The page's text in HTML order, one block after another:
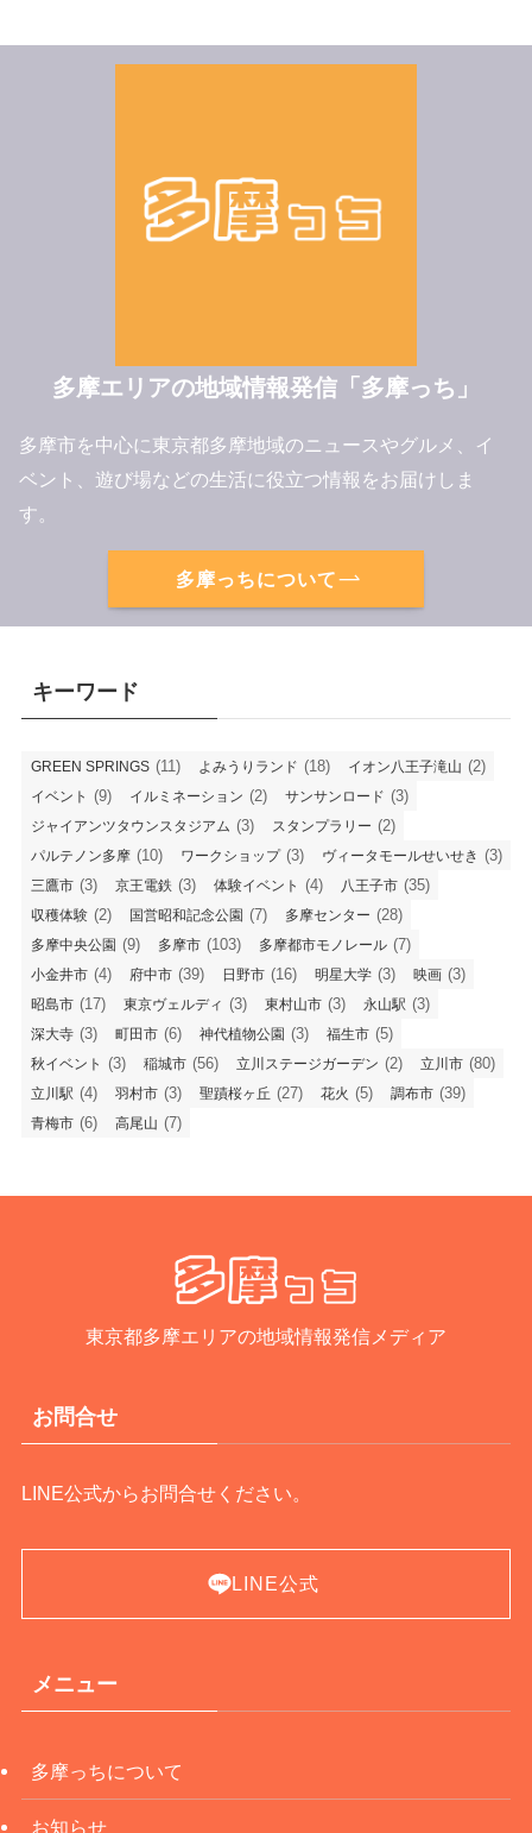
多摩エリアの地域情報発信「多摩っち」
多摩市を中心に東京都多摩地域のニュースやグルメ、イ
ベント、遊び場などの生活に役立つ情報をお届けしま
す。
多摩っちについて
キーワード
GREEN SPRINGS (11) よみうりランド (18) イオン八王子滝山 (2)
イベント (9) イルミネーション (2) サンサンロード (3)
ジャイアンツタウンスタジアム (3) スタンプラリー (2)
パルテノン多摩 (10) ワークショップ(3) ヴィータモールせいせき (3)
三鷹市 (3) 京王電鉄 (3) 体験イベント (4) 八王子市 (35)
収穫体験 (2) 国営昭和記念公園 (7) 多摩センター (28)
多摩中央公園 (9) 多摩市 (103) 多摩都市モノレール (7)
小金井市 (4) 府中市 (39) 日野市 (16) 明星大学 (3) 映画 (3)
昭島市 (17) 東京ヴェルディ (3) 東村山市 (3) 永山駅 (3)
深大寺 (3) 町田市 (6) 神代植物公園 (3) 福生市 (5)
秋イベント (3) 稲城市 (56) 立川ステージガーデン (2) 立川市 (80)
立川駅 (4) 羽村市 (3) 聖蹟桜ヶ丘 (27) 花火 (5) 調布市 (39)
青梅市 (6) 高尾山 (7)
東京都多摩エリアの地域情報発信メディア
お問合せ
LINE公式からお問合せください。
LINE公式
メニュー
多摩っちについて
お知らせ